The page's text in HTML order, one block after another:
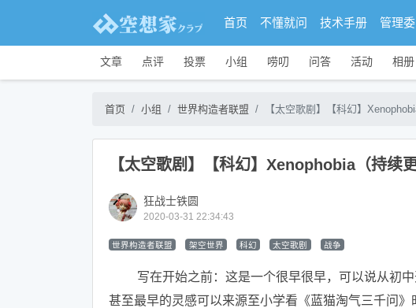
首页 不懂就问 技术手册 管理
文章 点评 投票 小组 唠叨 问答 活动 相册
首页 小组 世界构造者联盟 【太空歌剧】【科幻】
【太空歌剧】【科幻】Xenophobia（持续
狂战士铁圆
2020-03-31 22:34:43
世界构造者联盟 架空世界 科幻 太空歌剧 战争
写在开始之前：这是一个很早很早，可以说从初中
甚至最早的灵感可以来源至小学看《蓝猫淘气三千问